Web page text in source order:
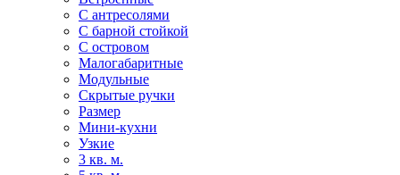
С антресолями
С барной стойкой
С островом
Малогабаритные
Модульные
Скрытые ручки
Размер
Мини-кухни
Узкие
3 кв. м.